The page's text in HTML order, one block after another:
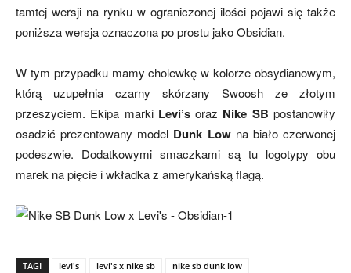
tamtej wersji na rynku w ograniczonej ilości pojawi się także
poniższa wersja oznaczona po prostu jako Obsidian.
W tym przypadku mamy cholewkę w kolorze obsydianowym,
którą uzupełnia czarny skórzany Swoosh ze złotym
przeszyciem. Ekipa marki Levi’soraz Nike SB postanowiły
osadzić prezentowany model Dunk Lowna biało czerwonej
podeszwie. Dodatkowymi smaczkami są tu logotypy obu
marek na pięcie i wkładka z amerykańską flagą.
TAGI levi's levi's x nike sb nike sb dunk low